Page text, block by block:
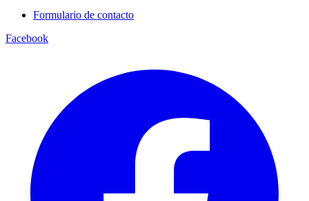
Formulario de contacto
Facebook